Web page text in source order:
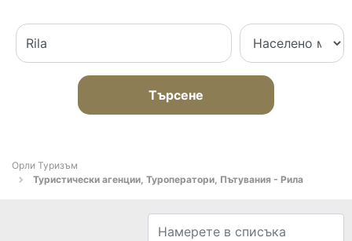
Търсене
Орли Туризъм
Туристически агенции, Туроператори, Пътувания - Рила